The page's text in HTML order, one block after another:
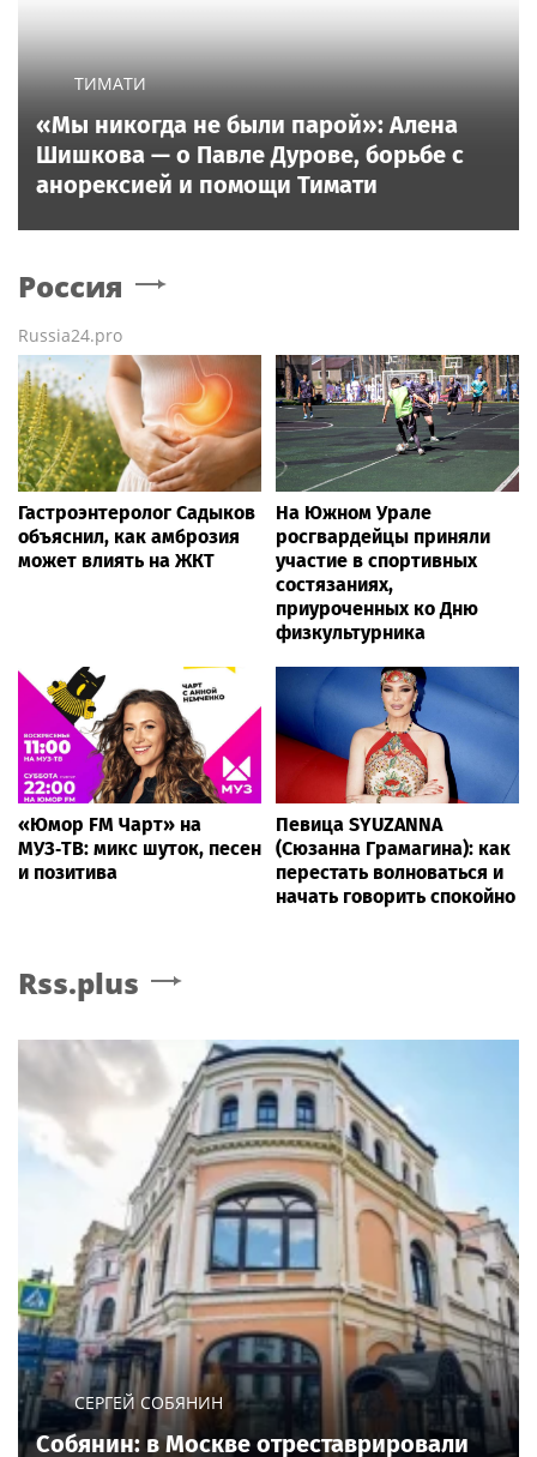
ТИМАТИ
«Мы никогда не были парой»: Алена
Шишкова — о Павле Дурове, борьбе с
анорексией и помощи Тимати
Россия
Russia24.pro
Гастроэнтеролог Садыков
объяснил, как амброзия
может влиять на ЖКТ
На Южном Урале
росгвардейцы приняли
участие в спортивных
состязаниях,
приуроченных ко Дню
физкультурника
«Юмор FM Чарт» на
МУЗ‑ТВ: микс шуток, песен
и позитива
Певица SYUZANNA
(Сюзанна Грамагина): как
перестать волноваться и
начать говорить спокойно
Rss.plus
СЕРГЕЙ СОБЯНИН
Собянин: в Москве отреставрировали